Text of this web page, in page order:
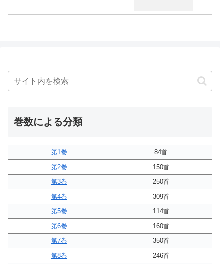
巻数による分類
第1巻
84首
第2巻
150首
第3巻
250首
第4巻
309首
第5巻
114首
第6巻
160首
第7巻
350首
第8巻
246首